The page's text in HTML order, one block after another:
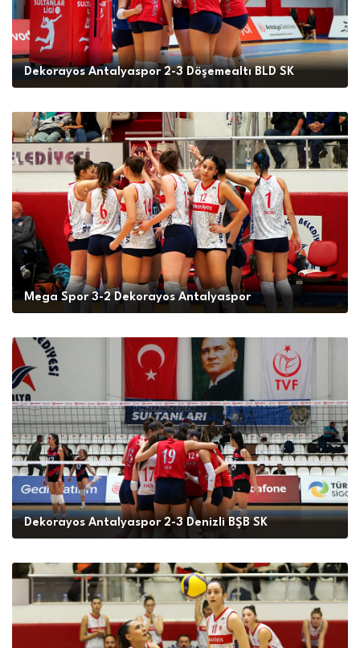
Dekorayos Antalyaspor 2-3 Döşemealtı BLD SK
Mega Spor 3-2 Dekorayos Antalyaspor
Dekorayos Antalyaspor 2-3 Denizli BŞB SK